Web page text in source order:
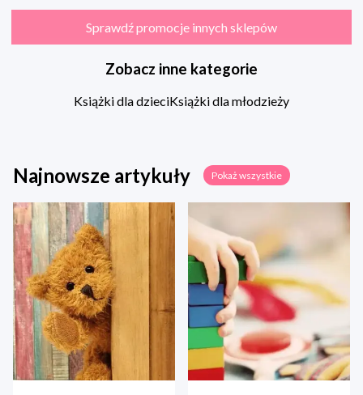
Sprawdź promocje innych sklepów
Zobacz inne kategorie
Książki dla dzieciKsiążki dla młodzieży
Najnowsze artykuły Pokaż wszystkie